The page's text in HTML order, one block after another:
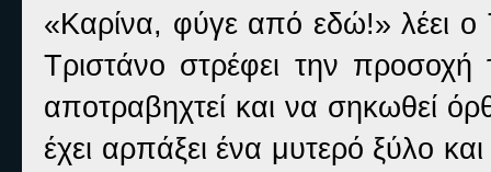
«Καρίνα, φύγε από εδώ!» λέει ο
Τριστάνο στρέφει την
αποτραβηχτεί και να σηκωθεί
έχει αρπάξει ένα μυτερό ξύλο